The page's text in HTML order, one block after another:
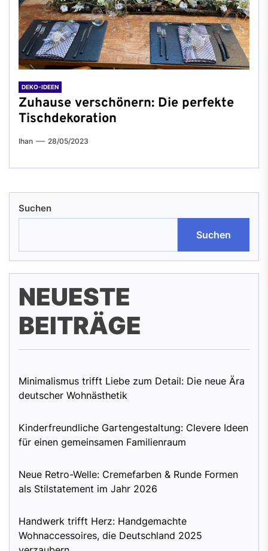
DEKO-IDEEN
Zuhause verschönern: Die perfekte
Tischdekoration
Ihan 28/05/2023
Suchen
Suchen
NEUESTE
BEITRÄGE
Minimalismus trifft Liebe zum Detail: Die neue Ära
deutscher Wohnästhetik
Kinderfreundliche Gartengestaltung: Clevere Ideen
für einen gemeinsamen Familienraum
Neue Retro-Welle: Cremefarben & Runde Formen
als Stilstatement im Jahr 2026
Handwerk trifft Herz: Handgemachte
Wohnaccessoires, die Deutschland 2025